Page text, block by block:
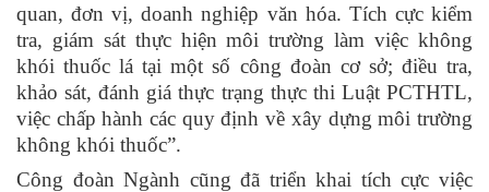
quan, đơn vị, doanh nghiệp văn hóa. Tích cực kiểm
tra, giám sát thực hiện môi trường làm việc không
khói thuốc lá tại một số công đoàn cơ sở; điều tra,
khảo sát, đánh giá thực trạng thực thi Luật PCTHTL,
việc chấp hành các quy định về xây dựng môi trường
không khói thuốc”.
Công đoàn Ngành cũng đã triển khai tích cực việc